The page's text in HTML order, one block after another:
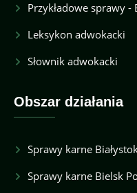
Przykładowe sprawy -
Leksykon adwokacki
Słownik adwokacki
Obszar działania
Sprawy karne
Sprawy karne Bielsk